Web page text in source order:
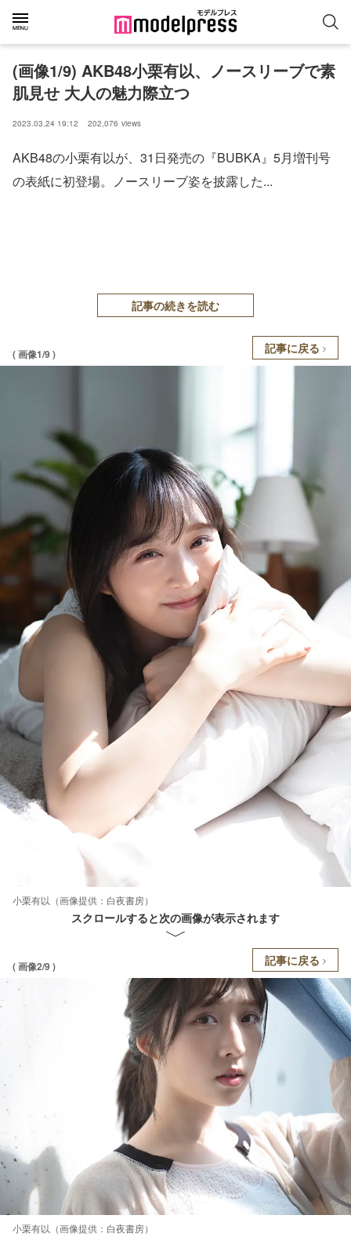
(画像1/9) AKB48小栗有以、ノースリーブで素
肌見せ 大人の魅力際立つ
2023.03.24 19:12 202,076 views
AKB48の小栗有以が、31日発売の『BUBKA』5月増刊号
の表紙に初登場。ノースリーブ姿を披露した...
記事の続きを読む
( 画像1/9 ) 記事に戻る
小栗有以（画像提供：白夜書房）
スクロールすると次の画像が表示されます
( 画像2/9 ) 記事に戻る
小栗有以（画像提供：白夜書房）